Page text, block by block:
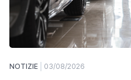
NOTIZIE 03/08/2026